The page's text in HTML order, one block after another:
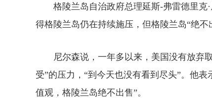
格陵兰岛自治政府总理延斯-弗雷德里克·
得格陵兰岛仍在持续施压，但格陵兰岛“绝不
尼尔森说，一年多以来，美国没有放弃取
受”的压力，“到今天也没有看到尽头”。他
值观，格陵兰岛绝不出售”。